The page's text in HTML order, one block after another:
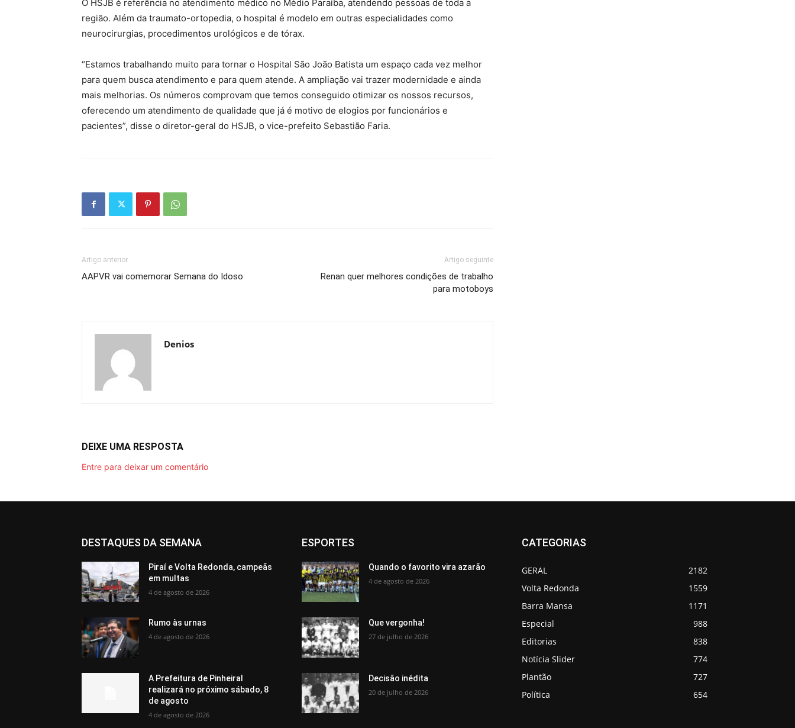
O HSJB é referência no atendimento médico no Médio Paraíba, atendendo pessoas de toda a
região. Além da traumato-ortopedia, o hospital é modelo em outras especialidades como
neurocirurgias, procedimentos urológicos e de tórax.
“Estamos trabalhando muito para tornar o Hospital São João Batista um espaço cada vez melhor
para quem busca atendimento e para quem atende. A ampliação vai trazer modernidade e ainda
mais melhorias. Os números comprovam que temos conseguido otimizar os nossos recursos,
oferecendo um atendimento de qualidade que já é motivo de elogios por funcionários e
pacientes”, disse o diretor-geral do HSJB, o vice-prefeito Sebastião Faria.
Artigo anterior
AAPVR vai comemorar Semana do Idoso
Artigo seguinte
Renan quer melhores condições de trabalho
para motoboys
Denios
DEIXE UMA RESPOSTA
Entre para deixar um comentário
DESTAQUES DA SEMANA
Piraí e Volta Redonda, campeãs
em multas
4 de agosto de 2026
Rumo às urnas
4 de agosto de 2026
A Prefeitura de Pinheiral
realizará no próximo sábado, 8
de agosto
4 de agosto de 2026
ESPORTES
Quando o favorito vira azarão
4 de agosto de 2026
Que vergonha!
27 de julho de 2026
Decisão inédita
20 de julho de 2026
CATEGORIAS
GERAL
2182
Volta Redonda
1559
Barra Mansa
1171
Especial
988
Editorias
838
Notícia Slider
774
Plantão
727
Política
654